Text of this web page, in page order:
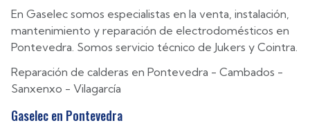
En Gaselec somos especialistas en la venta, instalación,
mantenimiento y reparación de electrodomésticos en
Pontevedra. Somos servicio técnico de Jukers y Cointra.
Reparación de calderas en Pontevedra - Cambados -
Sanxenxo - Vilagarcía
Gaselec en Pontevedra